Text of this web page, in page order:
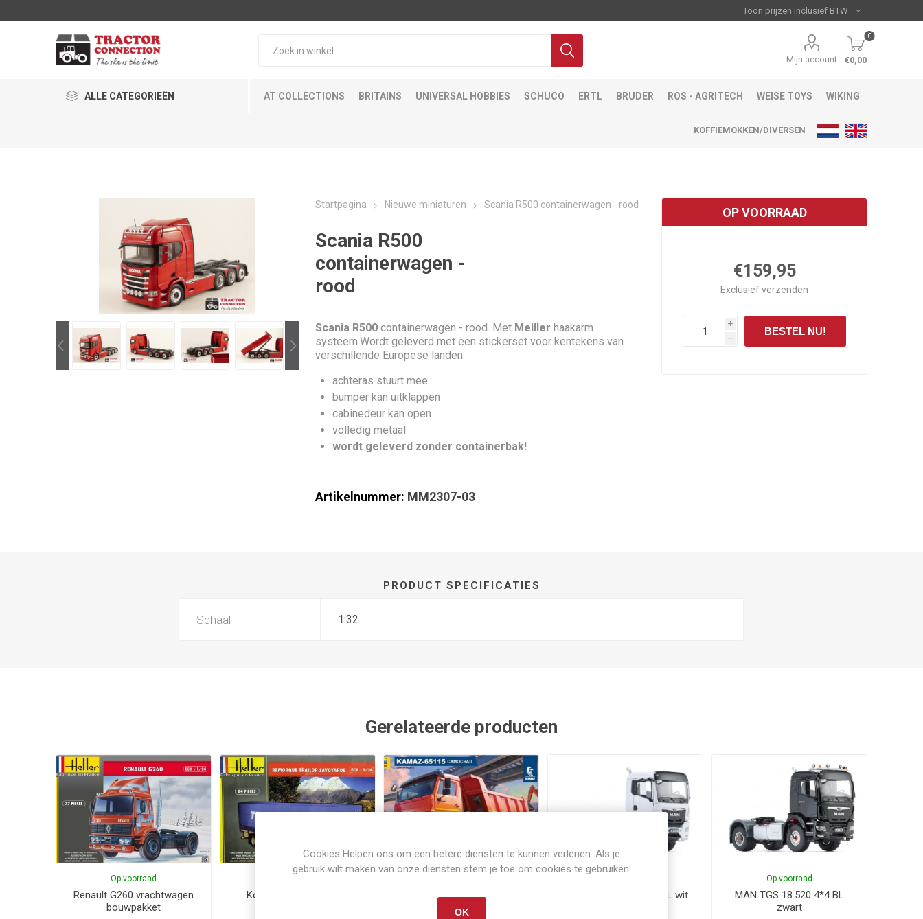
Mijn account
0
€0,00
ALLE CATEGORIEËN AT COLLECTIONS BRITAINS UNIVERSAL HOBBIES SCHUCO ERTL BRUDER ROS - AGRITECH WEISE TOYS WIKING
KOFFIEMOKKEN/DIVERSEN
Startpagina Nieuwe miniaturen Scania R500 containerwagen - rood
Scania R500
containerwagen -
rood
Scania R500 containerwagen - rood. Met Meiller haakarm
systeem.Wordt geleverd met een stickerset voor kentekens van
verschillende Europese landen.
achteras stuurt mee
bumper kan uitklappen
cabinedeur kan open
volledig metaal
wordt geleverd zonder containerbak!
Artikelnummer: MM2307-03
OP VOORRAAD
€159,95
Exclusiefverzenden
i
h
BESTEL NU!
PRODUCT SPECIFICATIES
Schaal 1:32
Gerelateerde producten
Op voorraad
Renault G260 vrachtwagen
bouwpakket
Koeltrailer bouwpakket Kamaz dump truck 65115 MAN TGS 18.520 4*4 BL wit
Op voorraad
MAN TGS 18.520 4*4 BL
zwart
Cookies Helpen ons om een betere diensten te kunnen verlenen. Als je
gebruik wilt maken van onze diensten stem je toe om cookies te gebruiken.
OK